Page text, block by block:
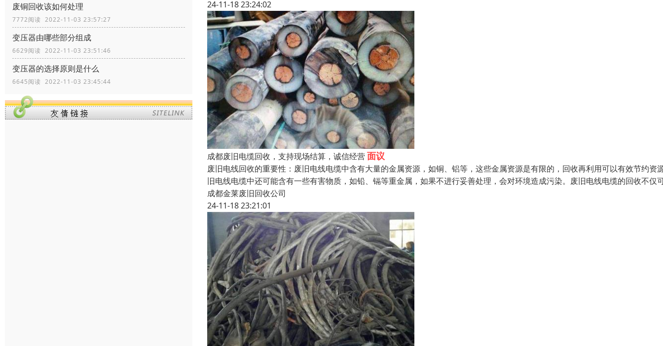
废铜回收该如何处理
7772阅读 2022-11-03 23:57:27
变压器由哪些部分组成
6629阅读 2022-11-03 23:51:46
变压器的选择原则是什么
6645阅读 2022-11-03 23:45:44
24-11-18 23:24:02
成都废旧电缆回收，支持现场结算，诚信经营面议
废旧电线回收的重要性：废旧电线电缆中含有大量的金属资源，如铜、铝等，这些金属资源是有限的，回收再利用可以有效节约资
旧电线电缆中还可能含有一些有害物质，如铅、镉等重金属，如果不进行妥善处理，会对环境造成污染。废旧电线电缆的回收不仅
成都金莱废旧回收公司
24-11-18 23:21:01